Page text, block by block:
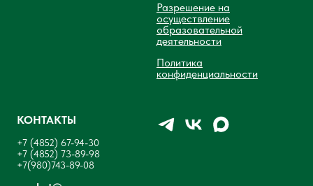
Разрешение на
осуществление
образовательной
деятельности
Политика
конфиденциальности
КОНТАКТЫ
+7 (4852) 67-94-30
+7 (4852) 73-89-98
+7(980)743-89-08